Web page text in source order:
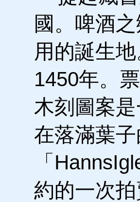
國。啤酒
用的誕生
1450年。
木刻圖案
在落滿葉
「
約的一次